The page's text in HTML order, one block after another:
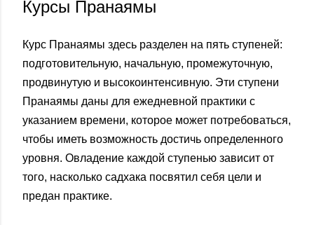
Курсы Пранаямы
Курс Пранаямы здесь разделен на пять ступеней:
подготовительную, начальную, промежуточную,
продвинутую и высокоинтенсивную. Эти ступени
Пранаямы даны для ежедневной практики с
указанием времени, которое может потребоваться,
чтобы иметь возможность достичь определенного
уровня. Овладение каждой ступенью зависит от
того, насколько садхака посвятил себя цели и
предан практике.